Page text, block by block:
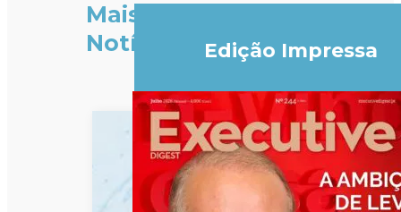
Mais
Notícias
Edição Impressa